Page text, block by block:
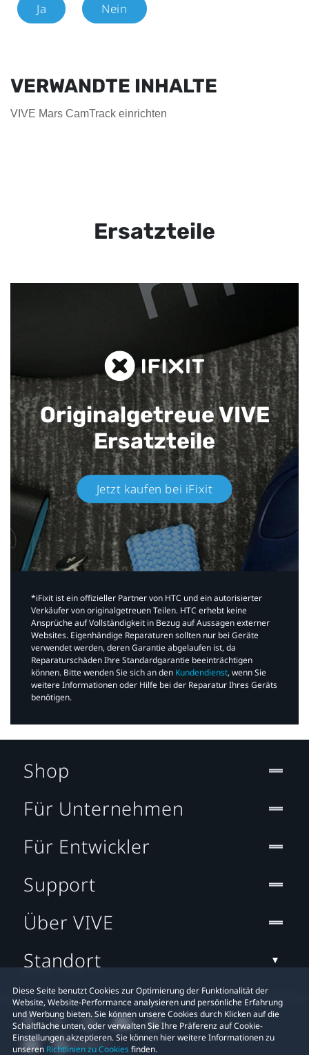
Ja Nein
VERWANDTE INHALTE
VIVE Mars CamTrack einrichten
Ersatzteile
Originalgetreue VIVE
Ersatzteile
Jetzt kaufen bei iFixit​
*iFixit ist ein offizieller Partner von HTC und ein autorisierter
Verkäufer von originalgetreuen Teilen. HTC erhebt keine
Ansprüche auf Vollständigkeit in Bezug auf Aussagen externer
Websites. Eigenhändige Reparaturen sollten nur bei Geräte
verwendet werden, deren Garantie abgelaufen ist, da
Reparaturschäden Ihre Standardgarantie beeinträchtigen
können. Bitte wenden Sie sich an den Kundendienst, wenn Sie
weitere Informationen oder Hilfe bei der Reparatur Ihres Geräts
benötigen.​
Diese Seite benutzt Cookies zur Optimierung der Funktionalität der
Website, Website-Performance analysieren und persönliche Erfahrung
und Werbung bieten. Sie können unsere Cookies durch Klicken auf die
Schaltfläche unten, oder verwalten Sie Ihre Präferenz auf Cookie-
Einstellungen akzeptieren. Sie können hier weitere Informationen zu
unseren Richtlinien zu Cookiesfinden.
Shop
Für Unternehmen
Für Entwickler
Support
Über VIVE
Standort